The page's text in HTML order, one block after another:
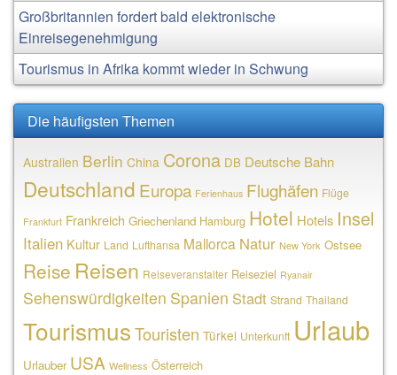
Großbritannien fordert bald elektronische
Einreisegenehmigung
Tourismus in Afrika kommt wieder in Schwung
Die häufigsten Themen
Australien Berlin China Corona DB Deutsche Bahn
Deutschland Europa Ferienhaus Flughäfen Flüge
Frankfurt Frankreich Griechenland Hamburg Hotel Hotels Insel
Italien Kultur Land Lufthansa Mallorca Natur New York Ostsee
Reise Reisen Reiseveranstalter Reiseziel Ryanair
Sehenswürdigkeiten Spanien Stadt Strand Thailand
TourismusTouristen Türkei Unterkunft Urlaub
Urlauber USA Wellness Österreich